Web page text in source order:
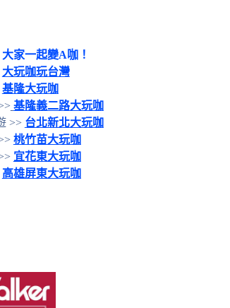
大家一起變A咖！
大玩咖玩台灣
基隆大玩咖
基隆義二路大玩咖
>> 台北新北大玩咖
桃竹苗大玩咖
宜花東大玩咖
高雄屏東大玩咖